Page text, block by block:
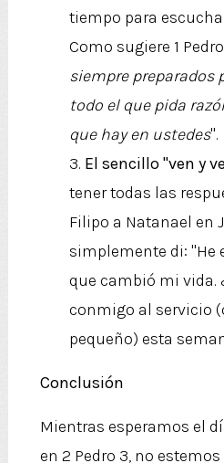
tiempo para
Como sugiere 1 Pedro
siempre preparados
todo el que pida
que hay en ustedes".
El sencillo "ven y
tener todas las
Filipo a Natanael en
simplemente di: "He
que cambió mi vida.
conmigo al servicio
pequeño) esta
Conclusión
Mientras esperamos el
en 2 Pedro 3, no